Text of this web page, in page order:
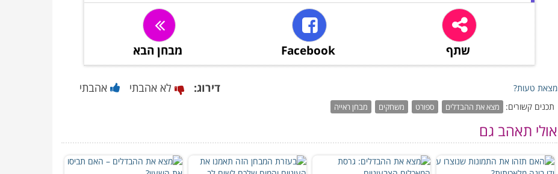
שתף Facebook מבחן הבא
מצאת טעות? דירוג: לא אהבתי אהבתי
תכנים קשורים: מצא את ההבדלים ספורט משחקים מבחן ראייה
אולי תאהב גם